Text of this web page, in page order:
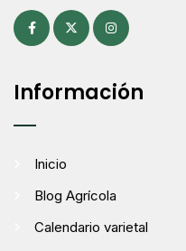
Información
Inicio
Blog Agrícola
Calendario varietal